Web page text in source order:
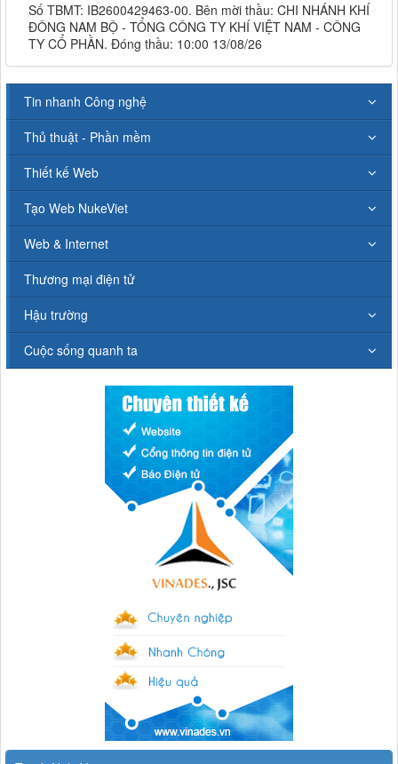
Số TBMT: IB2600429463-00. Bên mời thầu: CHI NHÁNH KHÍ
ĐÔNG NAM BỘ - TỔNG CÔNG TY KHÍ VIỆT NAM - CÔNG
TY CỔ PHẦN. Đóng thầu: 10:00 13/08/26
Tin nhanh Công nghệ
Thủ thuật - Phần mềm
Thiết kế Web
Tạo Web NukeViet
Web & Internet
Thương mại điện tử
Hậu trường
Cuộc sống quanh ta